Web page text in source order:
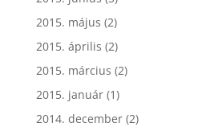
2015. május (2)
2015. április (2)
2015. március (2)
2015. január(1)
2014. december(2)